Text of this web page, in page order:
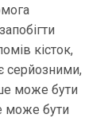
кісток,
серйозними,
може бути
може бути